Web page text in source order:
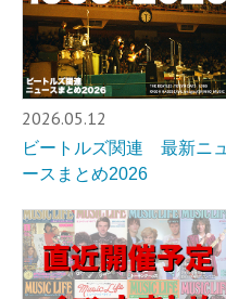
2026.05.12
ビートルズ関連 最新ニュ
ースまとめ2026